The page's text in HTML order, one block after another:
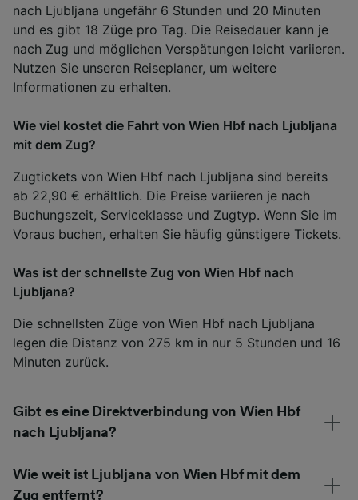
nach Ljubljana ungefähr 6 Stunden und 20 Minuten
und es gibt 18 Züge pro Tag. Die Reisedauer kann je
nach Zug und möglichen Verspätungen leicht variieren.
Nutzen Sie unseren Reiseplaner, um weitere
Informationen zu erhalten.
Wie viel kostet die Fahrt von Wien Hbf nach Ljubljana
mit dem Zug?
Zugtickets von Wien Hbf nach Ljubljana sind bereits
ab 22,90 € erhältlich. Die Preise variieren je nach
Buchungszeit, Serviceklasse und Zugtyp. Wenn Sie im
Voraus buchen, erhalten Sie häufig günstigere Tickets.
Was ist der schnellste Zug von Wien Hbf nach
Ljubljana?
Die schnellsten Züge von Wien Hbf nach Ljubljana
legen die Distanz von 275 km in nur 5 Stunden und 16
Minuten zurück.
Gibt es eine Direktverbindung von Wien Hbf
nach Ljubljana?
Wie weit ist Ljubljana von Wien Hbf mit dem
Zug entfernt?